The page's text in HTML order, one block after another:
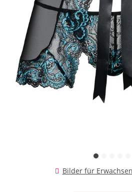
Bilder für